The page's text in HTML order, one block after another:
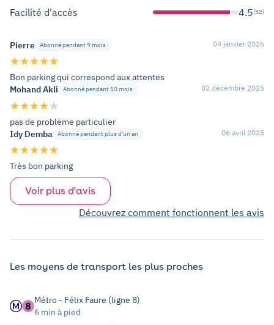
Facilité d'accès 4.5(52)
Pierre Abonné pendant 9 mois 04 janvier 2026
Bon parking qui correspond aux attentes
Mohand Akli
Abonné pendant 10 mois 02 décembre 2025
pas de problème particulier
Idy Demba
Abonné pendant plus d'un an 06 avril 2025
Très bon parking
Voir plus d'avis
Découvrez comment fonctionnent les avis
Les moyens de transport les plus proches
Métro - Félix Faure (ligne 8)
6 min à pied